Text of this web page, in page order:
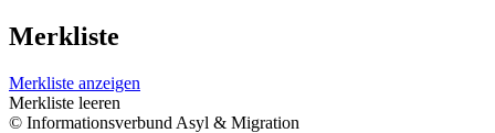
Merkliste
Merkliste anzeigen
Merkliste leeren
© Informationsverbund Asyl & Migration